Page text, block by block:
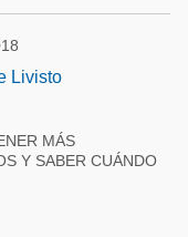
Livisto
MÁS
Y SABER CUÁNDO